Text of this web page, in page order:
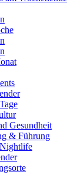
Gesundheit
& Führung